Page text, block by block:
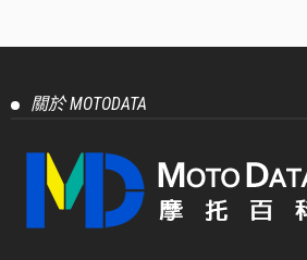
關於 MOTODATA